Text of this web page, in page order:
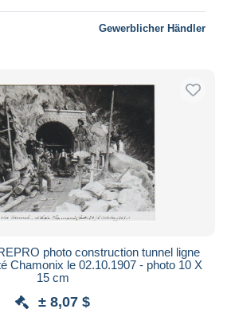
Gewerblicher Händler
photo construction tunnel ligne
Chamonix le 02.10.1907 - photo 10 X
15 cm
± 8,07 $